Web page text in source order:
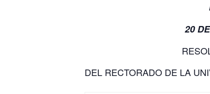
20
DEL RECTORADO DE LA